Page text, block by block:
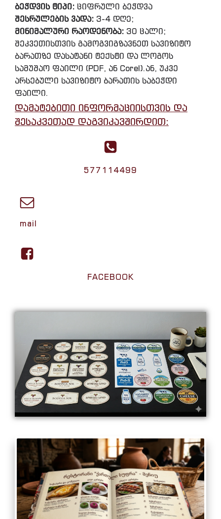
ბეჭდვის ტიპი: ციფრული ბეჭდვა
შესრულების ვადა: 3-4 დღე;
მინიმალური რაოდენობა: 30 ცალი;
შეკვეთისთვის გამოგვიგზავნეთ სავიზიტო
ბარათზე დასატანი ტექსტი და ლოგოს
სამუშაო ფაილი (PDF, ან Corel).ან, უკვე
არსებული სავიზიტო ბარათის საბეჭდი
ფაილი.
დამატებითი ინფორმაციისთვის და
შესაკვეთად დაგვიკავშირდით:
577114499
mail
FACEBOOK